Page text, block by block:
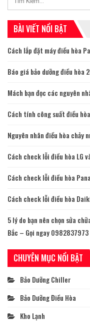
BÀI VIẾT NỔI BẬT
Cách lắp đặt máy điều hòa
Báo giá bảo dưỡng điều hòa
Mách bạn đọc các nguyên
Cách tính công suất điều
Nguyên nhân điều hòa
Cách check lỗi điều hòa LG
Cách check lỗi điều hòa
Cách check lỗi điều hòa
5 lý do bạn nên chọn sửa
Bắc – Gọi ngay 0982837973
CHUYÊN MỤC NỔI BẬT
Bảo Dưỡng Chiller
Bảo Dưỡng Điều Hòa
Kho Lạnh